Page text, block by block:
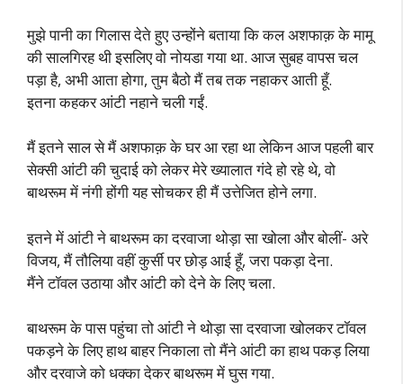
मुझे पानी का गिलास देते हुए उन्होंने बताया कि कल अशफाक़ के मामू
की सालगिरह थी इसलिए वो नोयडा गया था. आज सुबह वापस चल
पड़ा है, अभी आता होगा, तुम बैठो मैं तब तक नहाकर आती हूँ.
इतना कहकर आंटी नहाने चली गईं.
मैं इतने साल से मैं अशफाक़ के घर आ रहा था लेकिन आज पहली बार
सेक्सी आंटी की चुदाई को लेकर मेरे ख्यालात गंदे हो रहे थे, वो
बाथरूम में नंगी होंगी यह सोचकर ही मैं उत्तेजित होने लगा.
इतने में आंटी ने बाथरूम का दरवाजा थोड़ा सा खोला और बोलीं- अरे
विजय, मैं तौलिया वहीं कुर्सी पर छोड़ आई हूँ, जरा पकड़ा देना.
मैंने टॉवल उठाया और आंटी को देने के लिए चला.
बाथरूम के पास पहुंचा तो आंटी ने थोड़ा सा दरवाजा खोलकर टॉवल
पकड़ने के लिए हाथ बाहर निकाला तो मैंने आंटी का हाथ पकड़ लिया
और दरवाजे को धक्का देकर बाथरूम में घुस गया.